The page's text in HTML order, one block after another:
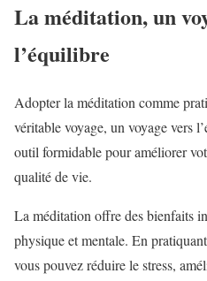
La méditation, un
l’équilibre
Adopter la méditation comme
véritable voyage, un voyage vers
outil formidable pour améliorer
qualité de vie.
La méditation offre des bienfaits
physique et mentale. En
vous pouvez réduire le stress,